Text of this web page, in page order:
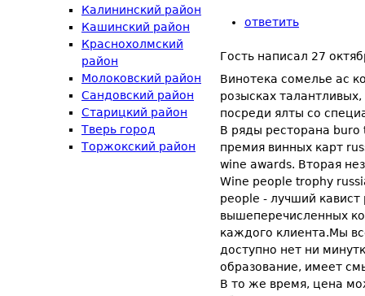
ответить
Гость написал 27
Винотека сомелье ас
розысках
посреди ялты со
В ряды ресторана buro
премия винных карт
wine awards. Вторая
Wine people trophy
people - лучший
вышеперечисленных
каждого клиента.Мы
доступно нет ни
образование, имеет
В то же время, цена
Калининский район
Кашинский район
Краснохолмский
район
Молоковский район
Сандовский район
Старицкий район
Тверь город
Торжокский район